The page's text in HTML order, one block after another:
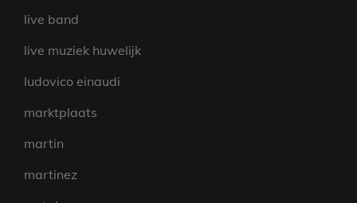
live band
live muziek huwelijk
ludovico einaudi
marktplaats
martin
martinez